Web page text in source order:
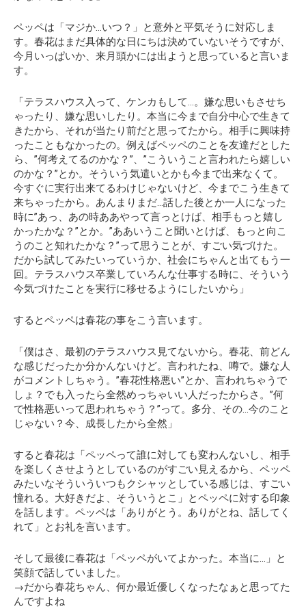
ペッペは「マジか…いつ？」と意外と平気そうに対応しま
す。春花はまだ具体的な日にちは決めていないそうですが、
今月いっぱいか、来月頭かには出ようと思っていると言いま
す。
「テラスハウス入って、ケンカもして…。嫌な思いもさせち
ゃったり、嫌な思いしたり。本当に今まで自分中心で生きて
きたから、それが当たり前だと思ってたから。相手に興味持
ったこともなかったの。例えばペッペのことを友達だとした
ら、”何考えてるのかな？”、”こういうこと言われたら嬉しい
のかな？”とか。そういう気遣いとかも今まで出来なくて。
今すぐに実行出来てるわけじゃないけど、今までこう生きて
来ちゃったから。あんまりまだ…話した後とか一人になった
時に”あっ、あの時ああやって言っとけば、相手もっと嬉し
かったかな？”とか。”ああいうこと聞いとけば、もっと向こ
うのこと知れたかな？”って思うことが、すごい気づけた。
だから試してみたいっていうか、社会にちゃんと出てもう一
回。テラスハウス卒業していろんな仕事する時に、そういう
今気づけたことを実行に移せるようにしたいから」
するとペッペは春花の事をこう言います。
「僕はさ、最初のテラスハウス見てないから。春花、前どん
な感じだったか分かんないけど。言われたね、噂で。嫌な人
がコメントしちゃう。”春花性格悪い”とか、言われちゃうで
しょ？でも入ったら全然めっちゃいい人だったからさ。”何
で性格悪いって思われちゃう？”って。多分、その…今のこと
じゃない？今、成長したから全然」
すると春花は「ペッペって誰に対しても変わんないし、相手
を楽しくさせようとしているのがすごい見えるから、ペッペ
みたいなそういういつもクシャッとしている感じは、すごい
憧れる。大好きだよ、そういうとこ」とペッペに対する印象
を話します。ペッペは「ありがとう。ありがとね、話してく
れて」とお礼を言います。
そして最後に春花は 「ペッペがいてよかった。本当に…」
と
笑顔で話していました。
→だから春花ちゃん、何か最近優しくなったなぁと思ってた
んですよね